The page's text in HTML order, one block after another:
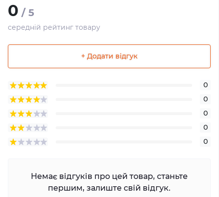
0 / 5
середній рейтинг товару
+ Додати відгук
0
0
0
0
0
Немає відгуків про цей товар, станьте
першим, залиште свій відгук.